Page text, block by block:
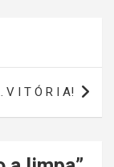
V I T Ó R I A!